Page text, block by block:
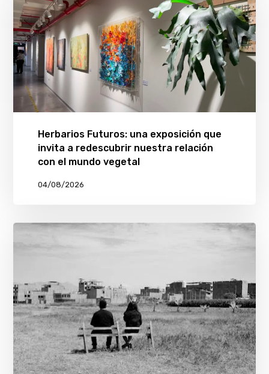
Herbarios Futuros: una exposición que
invita a redescubrir nuestra relación
con el mundo vegetal
04/08/2026